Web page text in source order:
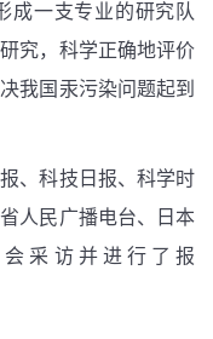
成一支专业的研究队
究，科学正确地评价
我国汞污染问题起到
、科技日报、科学时
人民广播电台、日本
采访并进行了报